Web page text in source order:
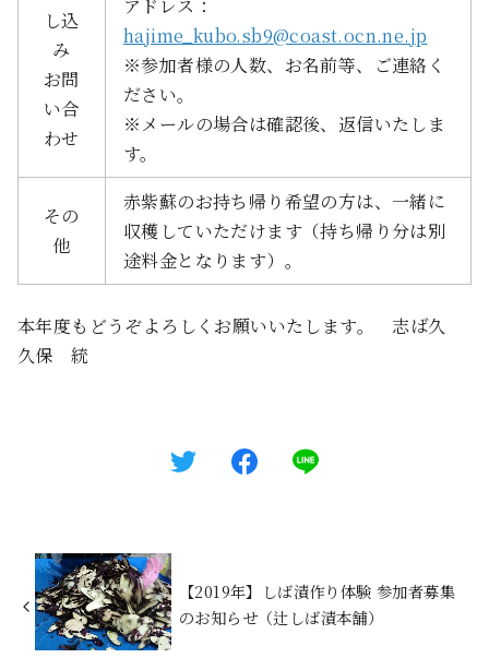
し込
み
お問
い合
わせ
アドレス：
hajime_kubo.sb9@coast.ocn.ne.jp
※参加者様の人数、お名前等、ご連絡く
ださい。
※メールの場合は確認後、返信いたしま
す。
その
他
赤紫蘇のお持ち帰り希望の方は、一緒に
収穫していただけます（持ち帰り分は別
途料金となります）。
本年度もどうぞよろしくお願いいたします。 志ば久
久保 統
【2019年】しば漬作り体験 参加者募集
のお知らせ（辻しば漬本舗）